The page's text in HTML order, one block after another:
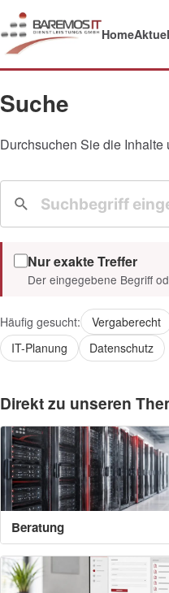
Home
Suche
Durchsuchen Sie die Inhalte
Nur exakte Treffer
Der eingegebene Begriff
Häufig gesucht: Vergaberecht
IT-Planung
Datenschutz
Direkt zu unseren
Beratung